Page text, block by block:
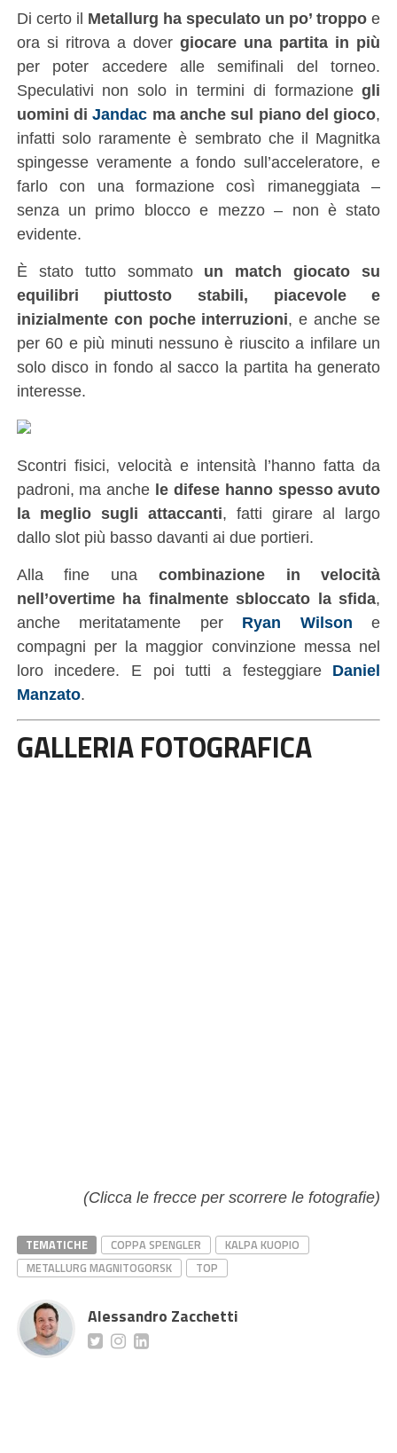
Di certo il Metallurg ha speculato un po’ troppo e
ora si ritrova a dovergiocare una partita in più
per poter accedere alle semifinali del torneo.
Speculativi non solo in termini di formazionegli
uomini diJandac ma anche sul piano del gioco,
infatti solo raramente è sembrato che il Magnitka
spingesse veramente a fondo sull’acceleratore, e
farlo con una formazione così rimaneggiata –
senza un primo blocco e mezzo – non è stato
evidente.
È stato tutto sommato un match giocato su
equilibri piuttosto stabili, piacevole e
inizialmente con poche interruzioni, e anche se
per 60 e più minuti nessuno è riuscito a infilare un
solo disco in fondo al sacco la partita ha generato
interesse.
Scontri fisici, velocità e intensità l’hanno fatta da
padroni, ma anche le difese hanno spesso avuto
la meglio sugli attaccanti, fatti girare al largo
dallo slot più basso davanti ai due portieri.
Alla fine una combinazione in velocità
nell’overtime ha finalmente sbloccato la sfida,
anche meritatamente per Ryan Wilson e
compagni per la maggior convinzione messa nel
loro incedere. E poi tutti a festeggiare Daniel
Manzato.
GALLERIA FOTOGRAFICA
(Clicca le frecce per scorrere le fotografie)
TEMATICHE COPPA SPENGLER
KALPA KUOPIO
METALLURG MAGNITOGORSK
TOP
Alessandro Zacchetti